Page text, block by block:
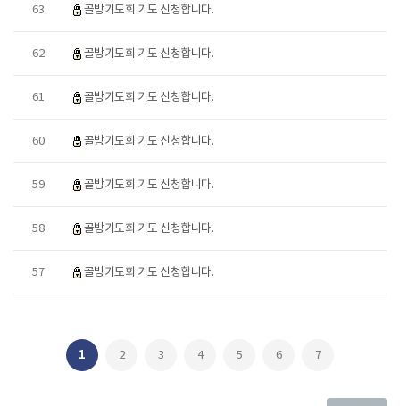
63 골방기도회 기도 신청합니다.
62 골방기도회 기도 신청합니다.
61 골방기도회 기도 신청합니다.
60 골방기도회 기도 신청합니다.
59 골방기도회 기도 신청합니다.
58 골방기도회 기도 신청합니다.
57 골방기도회 기도 신청합니다.
1 2 3 4 5 6 7